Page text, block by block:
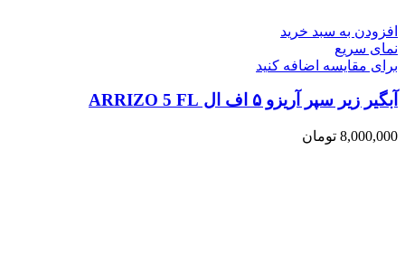
افزودن به سبد خرید
نمای سریع
برای مقایسه اضافه کنید
آبگیر زیر سپر آریزو ۵ اف ال ARRIZO 5 FL
8,000,000 تومان